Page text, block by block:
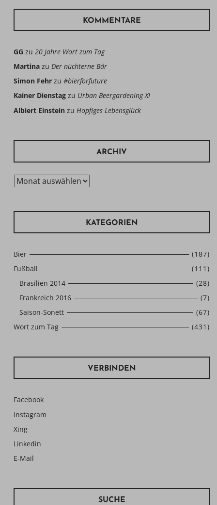
KOMMENTARE
GG zu 20 Jahre Wort zum Tag
Martina zu Der nüchterne Bär
Simon Fehr zu #bierforfuture
Kainer Dienstag zu Urban Beergardening XI
Albiert Einstein zu Hopfiges Lebensglück
ARCHIV
Archiv
KATEGORIEN
Bier
(187)
Fußball
(111)
Brasilien 2014
(28)
Frankreich 2016
(7)
Saison-Sonett
(67)
Wort zum Tag
(431)
VERBINDEN
Facebook
Instagram
Xing
Linkedin
E-Mail
SUCHE